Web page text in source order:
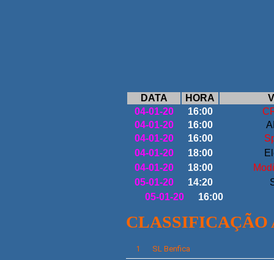
DATA HORA
04-01-20
16:00
04-01-20
16:00
04-01-20
16:00
04-01-20
18:00
04-01-20
18:00
05-01-20
14:20
05-01-20
16:00
CLASSIFICAÇÃO
1 SL Benfica